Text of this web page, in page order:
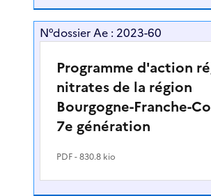
N°dossier Ae : 2023-60
Programme d'action
nitrates de la région
Bourgogne-Franche-
7e génération
PDF- 830.8 kio